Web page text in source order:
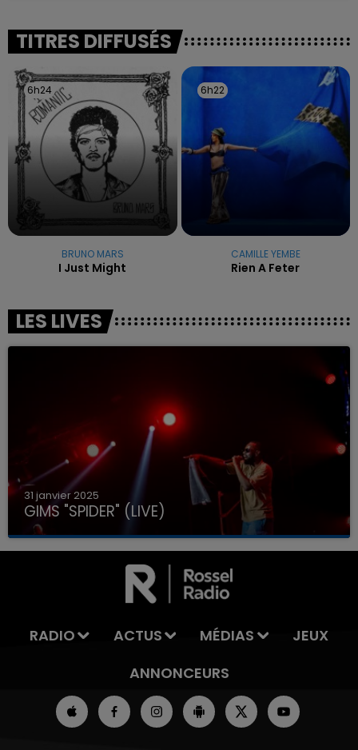
excuses.
TITRES DIFFUSÉS
6h24
6h24
BRUNO MARS
I Just Might
6h22
6h22
CAMILLE YEMBE
Rien A Feter
LES LIVES
31 janvier 2025
GIMS "SPIDER" (LIVE)
RADIO ACTUS MÉDIAS
JEUX
ANNONCEURS